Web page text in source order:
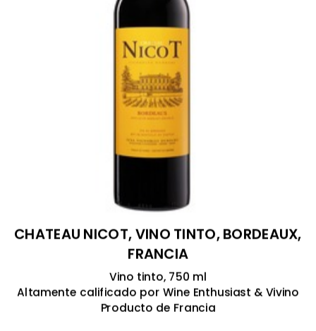
CHATEAU NICOT, VINO TINTO, BORDEAUX,
FRANCIA
Vino tinto, 750 ml
Altamente calificado por Wine Enthusiast & Vivino
Producto de Francia